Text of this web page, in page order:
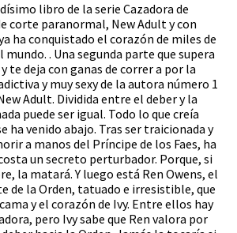
libro de la serie Cazadora de
corte paranormal, New Adult y con
ha conquistado el corazón de miles de
. Una segunda parte que supera
te deja con ganas de correr a por la
y muy sexy de la autora número 1
Adult. Dividida entre el deber y la
puede ser igual. Todo lo que creía
ha venido abajo. Tras ser traicionada y
a manos del Príncipe de los Faes, ha
un secreto perturbador. Porque, si
la matará. Y luego está Ren Owens, el
de la Orden, tatuado e irresistible, que
y el corazón de Ivy. Entre ellos hay
pero Ivy sabe que Ren valora por